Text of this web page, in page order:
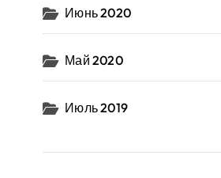
Июнь 2020
Май 2020
Июль 2019